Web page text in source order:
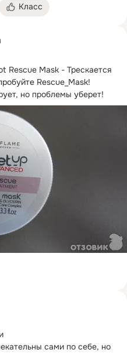
Класс
Rescue Mask - Трескается
Rescue_Mask!
но проблемы уберет!
сами по себе, но